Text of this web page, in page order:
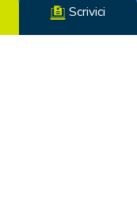
srl | Sede
Eyecare Clinic,
Scrivici